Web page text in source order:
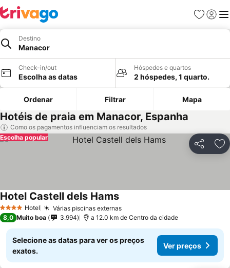
Favoritos
Iniciar
Destino
Manacor
Check-in/out
Escolha as datas
Hóspedes e quartos
2 hóspedes, 1 quarto.
Ordenar Filtrar Mapa
Hotéis de praia em Manacor, Espanha
Como os pagamentos influenciam os resultados
Partilhar
Escolha popular
4 EstrelasHotel Várias piscinas externas
Hotel Castell dels Hams
8,0 Muito boa 3.994 a 12.0 km de Centro da cidade
Selecione as datas para ver os preços
exatos.
Ver preços